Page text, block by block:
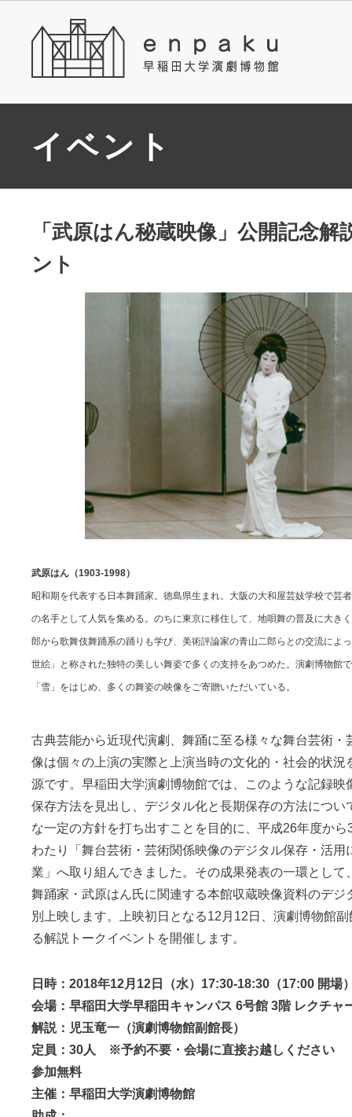
イベント
「武原はん秘蔵映像」公開記念解
ント
武原はん（1903-1998）
昭和期を代表する日本舞踊家。徳島県生まれ。大阪の大和屋芸妓学校で芸
の名手として人気を集める。のちに東京に移住して、地唄舞の普及に大き
郎から歌舞伎舞踊系の踊りも学び、美術評論家の青山二郎らとの交流によ
世絵」と称された独特の美しい舞姿で多くの支持をあつめた。演劇博物館
「雪」をはじめ、多くの舞姿の映像をご寄贈いただいている。
古典芸能から近現代演劇、舞踊に至る様々な舞台芸術・
像は個々の上演の実際と上演当時の文化的・社会的状況
源です。早稲田大学演劇博物館では、このような記録映
保存方法を見出し、デジタル化と長期保存の方法につい
な一定の方針を打ち出すことを目的に、平成26年度か
わたり「舞台芸術・芸術関係映像のデジタル保存・活用
業」へ取り組んできました。その成果発表の一環として
舞踊家・武原はん氏に関連する本館収蔵映像資料のデジ
別上映します。上映初日となる12月12日、演劇博物館
る解説トークイベントを開催します。
日時：2018年12月12日（水）17:30-18:30（17:00 開場
会場：早稲田大学早稲田キャンパス 6号館 3階 レクチャ
解説：児玉竜一（演劇博物館副館長）
定員：30人 ※予約不要・会場に直接お越しください
参加無料
主催：早稲田大学演劇博物館